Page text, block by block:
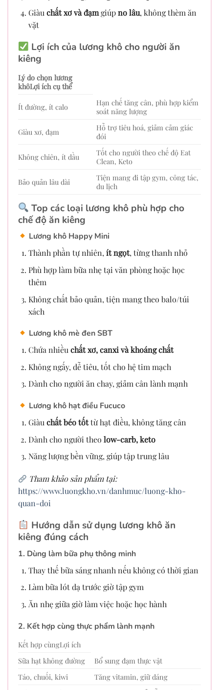
Giàuchất xơ và đạmgiúpno lâu, không thèm ăn
vặt
Lợi ích của lương khô cho người ăn
kiêng
Lý do chọn lương
khôLợi ích cụ thể
Ít đường, ít calo
Hạn chế tăng cân, phù hợp kiểm
soát năng lượng
Giàu xơ, đạm
Hỗ trợ tiêu hoá, giảm cảm giác
đói
Không chiên, ít dầu
Tốt cho người theo chế độ Eat
Clean, Keto
Bảo quản lâu dài
Tiện mang đi tập gym, công tác,
du lịch
Top các loại lương khô phù hợp cho
chế độ ăn kiêng
Lương khô Happy Mini
Thành phần tự nhiên,ít ngọt, từng thanh nhỏ
Phù hợp làm bữa nhẹ tại văn phòng hoặc học
thêm
Không chất bảo quản, tiện mang theo balo/túi
xách
Lương khô mè đen SBT
Chứa nhiềuchất xơ, canxi và khoáng chất
Không ngấy, dễ tiêu, tốt cho hệ tim mạch
Dành cho người ăn chay, giảm cân lành mạnh
Lương khô hạt điều Fucuco
Giàuchất béo tốttừ hạt điều, không tăng cân
Dành cho người theo low-carb, keto
Năng lượng bền vững, giúp tập trung lâu
Tham khảo sản phẩm tại:
https://www.luongkho.vn/danhmuc/luong-kho-
quan-doi
Hướng dẫn sử dụng lương khô ăn
kiêng đúng cách
1. Dùng làm bữa phụ thông minh
Thay thế bữa sáng nhanh nếu không có thời gian
Làm bữa lót dạ trước giờ tập gym
Ăn nhẹ giữa giờ làm việc hoặc học hành
2. Kết hợp cùng thực phẩm lành mạnh
Kết hợp cùngLợi ích
Sữa hạt không đường
Bổ sung đạm thực vật
Táo, chuối, kiwi
Tăng vitamin, giữ dáng